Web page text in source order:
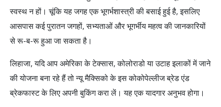
स्वस्थ न हों। चूंकि यह जगह एक भूगर्भशास्त्री की बसाई हुई है, इसलिए
आसपास कई पुरातन जगहों, सभ्यताओं और भूगर्भीय महत्व की जानकारियों
से रू-ब-रू हुआ जा सकता है।
लिहाजा, यदि आप अमेरिका के टेक्सास, कोलोराडो या उटाह इलाकों में जाने
की योजना बना रहे हैं तो न्यू मैक्सिको के इस कोकोपेल्लीज ब्रेड एंड
ब्रेकफास्ट के लिए अपनी बुकिंग करा लें। यह एक यादगार अनुभव होगा।